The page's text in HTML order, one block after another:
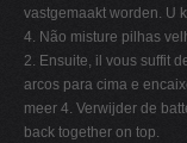
vastgemaakt worden. U
4. Não misture pilhas
2. Ensuite, il vous suffit
arcos para cima e
meer 4. Verwijder de
back together on top.